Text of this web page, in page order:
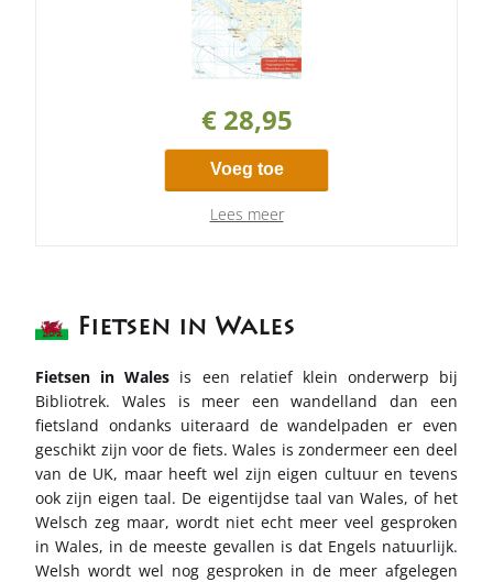
€ 28,95
Voeg toe
Lees meer
Fietsen in Wales
Fietsen in Wales is een relatief klein onderwerp bij
Bibliotrek. Wales is meer een wandelland dan een
fietsland ondanks uiteraard de wandelpaden er even
geschikt zijn voor de fiets. Wales is zondermeer een deel
van de UK, maar heeft wel zijn eigen cultuur en tevens
ook zijn eigen taal. De eigentijdse taal van Wales, of het
Welsch zeg maar, wordt niet echt meer veel gesproken
in Wales, in de meeste gevallen is dat Engels natuurlijk.
Welsh wordt wel nog gesproken in de meer afgelegen